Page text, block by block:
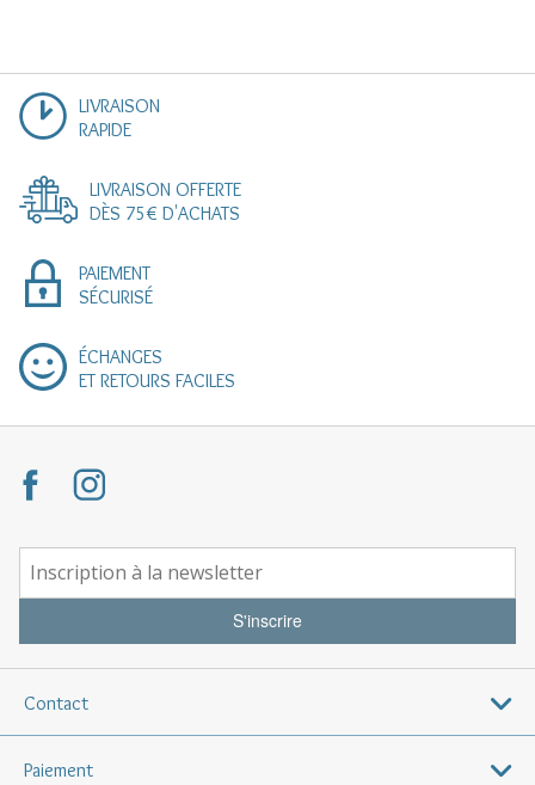
LIVRAISON
RAPIDE
LIVRAISON OFFERTE
DÈS 75€ D'ACHATS
PAIEMENT
SÉCURISÉ
ÉCHANGES
ET RETOURS FACILES
S'inscrire
Contact
Paiement